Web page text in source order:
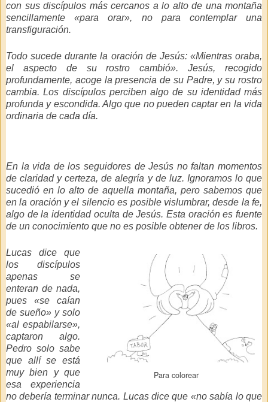
con sus discípulos más cercanos a lo alto de una montaña
sencillamente «para orar», no para contemplar una
transfiguración.
Todo sucede durante la oración de Jesús: «Mientras oraba,
el aspecto de su rostro cambió». Jesús, recogido
profundamente, acoge la presencia de su Padre, y su rostro
cambia. Los discípulos perciben algo de su identidad más
profunda y escondida. Algo que no pueden captar en la vida
ordinaria de cada día.
En la vida de los seguidores de Jesús no faltan momentos
de claridad y certeza, de alegría y de luz. Ignoramos lo que
sucedió en lo alto de aquella montaña, pero sabemos que
en la oración y el silencio es posible vislumbrar, desde la fe,
algo de la identidad oculta de Jesús. Esta oración es fuente
de un conocimiento que no es posible obtener de los libros.
Para colorear
Lucas dice que
los discípulos
apenas se
enteran de nada,
pues «se caían
de sueño» y solo
«al espabilarse»,
captaron algo.
Pedro solo sabe
que allí se está
muy bien y que
esa experiencia
no debería terminar nunca. Lucas dice que «no sabía lo que